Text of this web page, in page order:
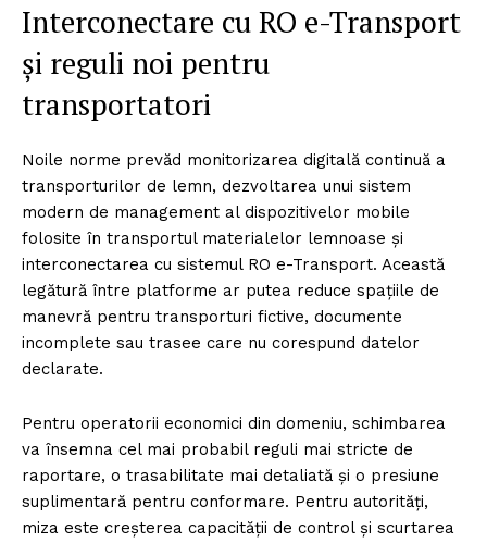
Interconectare cu RO e-Transport
și reguli noi pentru
transportatori
Noile norme prevăd monitorizarea digitală continuă a
transporturilor de lemn, dezvoltarea unui sistem
modern de management al dispozitivelor mobile
folosite în transportul materialelor lemnoase și
interconectarea cu sistemul RO e-Transport. Această
legătură între platforme ar putea reduce spațiile de
manevră pentru transporturi fictive, documente
incomplete sau trasee care nu corespund datelor
declarate.
Pentru operatorii economici din domeniu, schimbarea
va însemna cel mai probabil reguli mai stricte de
raportare, o trasabilitate mai detaliată și o presiune
suplimentară pentru conformare. Pentru autorități,
miza este creșterea capacității de control și scurtarea